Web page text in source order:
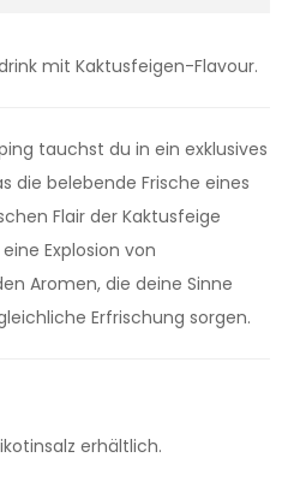
mit Kaktusfeigen-Flavour.
tauchst du in ein exklusives
die belebende Frische eines
Flair der Kaktusfeige
Explosion von
Aromen, die deine Sinne
Erfrischung sorgen.
erhältlich.